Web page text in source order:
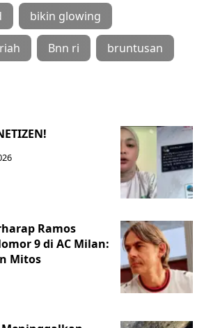
bikin glowing
Bnn ri bruntusan
Ramos
9 di AC Milan:
Mitos